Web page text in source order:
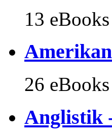
13 eBooks
26 eBooks
Anglistik